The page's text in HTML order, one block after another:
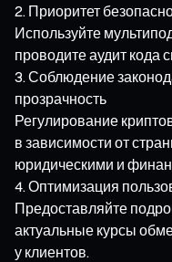
Приоритет
Используйте
проводите аудит кода
Соблюдение
прозрачность
Регулирование
в зависимости от
юридическими и
Оптимизация
Предоставляйте
актуальные курсы
у клиентов.